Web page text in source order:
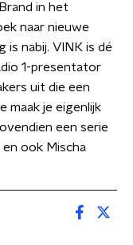
in het
naar nieuwe
is nabij. VINK is dé
1-presentator
uit die een
maak je eigenlijk
een serie
en ook Mischa